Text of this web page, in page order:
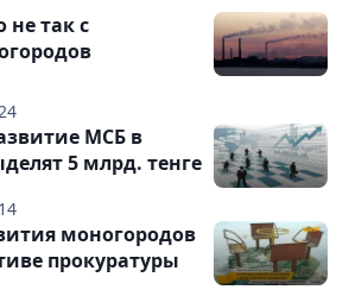
так с
МСБ в
5 млрд. тенге
моногородов
прокуратуры